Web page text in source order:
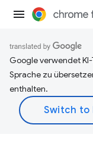
Google verwendet
Sprache zu
enthalten.